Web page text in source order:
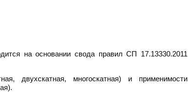
на основании свода правил СП 17.13330.2011
двухскатная, многоскатная) и применимости